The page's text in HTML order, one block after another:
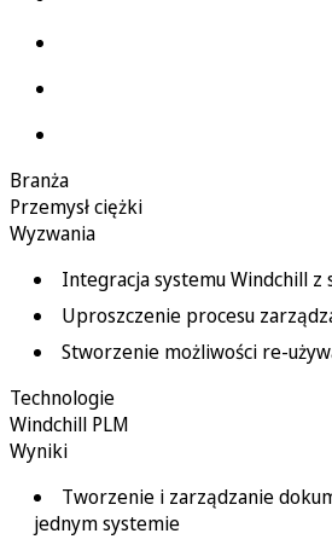
Branża
Przemysł ciężki
Wyzwania
Integracja systemu Windchill
Uproszczenie procesu
Stworzenie możliwości re-
Technologie
Windchill PLM
Wyniki
Tworzenie i zarządzanie
jednym systemie